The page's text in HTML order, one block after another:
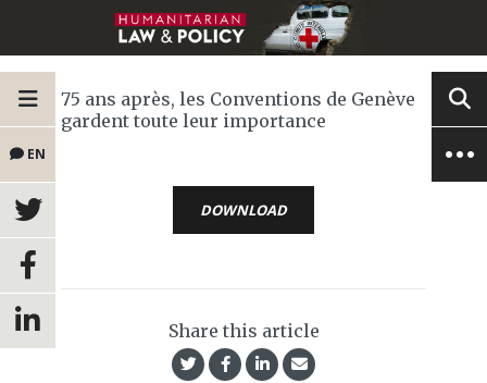
EN
75 ans après, les Conventions de Genève
gardent toute leur importance
DOWNLOAD
Share this article